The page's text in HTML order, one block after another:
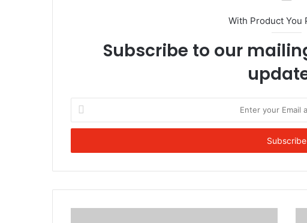
With Product You
Subscribe to our
your
Email